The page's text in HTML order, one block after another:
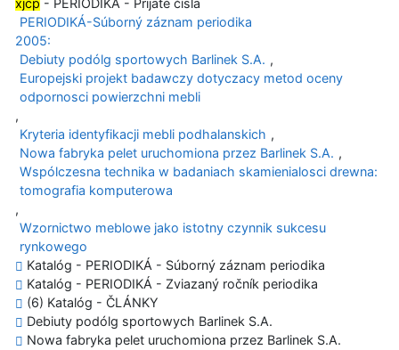
xjcp - PERIODIKÁ - Prijaté čísla
PERIODIKÁ-Súborný záznam periodika
2005:
Debiuty podólg sportowych Barlinek S.A. ,
Europejski projekt badawczy dotyczacy metod oceny
odpornosci powierzchni mebli
,
Kryteria identyfikacji mebli podhalanskich ,
Nowa fabryka pelet uruchomiona przez Barlinek S.A. ,
Wspólczesna technika w badaniach skamienialosci drewna:
tomografia komputerowa
,
Wzornictwo meblowe jako istotny czynnik sukcesu
rynkowego
Katalóg - PERIODIKÁ - Súborný záznam periodika
Katalóg - PERIODIKÁ - Zviazaný ročník periodika
(6) Katalóg - ČLÁNKY
Debiuty podólg sportowych Barlinek S.A.
Nowa fabryka pelet uruchomiona przez Barlinek S.A.